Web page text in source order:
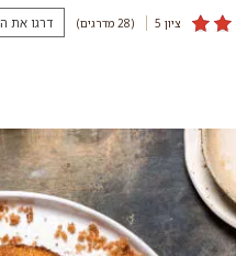
ציון 5 (28 מדרגים) דרגו את